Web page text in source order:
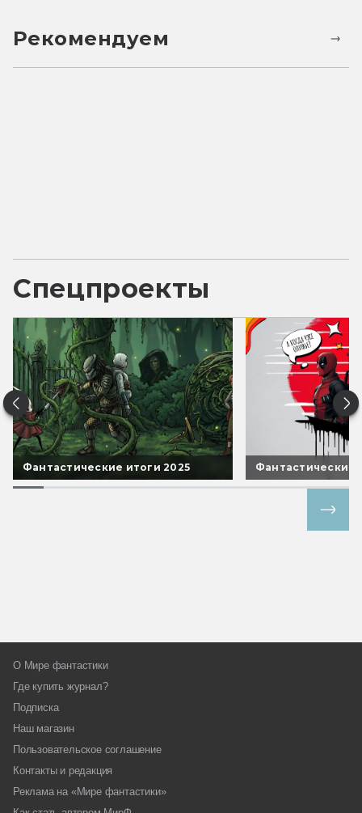
Рекомендуем
Спецпроекты
Фантастические итоги 2025 Фантастические
О Мире фантастики
Где купить журнал?
Подписка
Наш магазин
Пользовательское соглашение
Контакты и редакция
Реклама на «Мире фантастики»